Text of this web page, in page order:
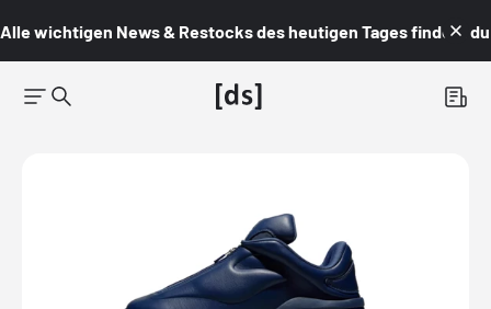
Alle wichtigen News & Restocks des heutigen Tages findest du